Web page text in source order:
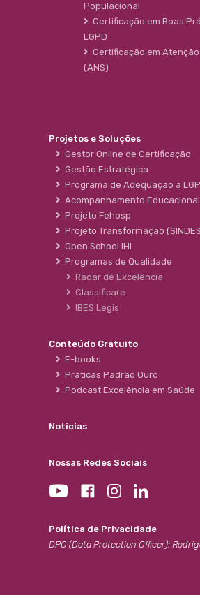
Populacional
Certificação em Boas
LGPD
Certificação em
(ANS)
Projetos e Soluções
Gestor Online de Certificação
Gestão Estratégica
Programa de Adequação à
Acompanhamento Educacional
Projeto Fehosp
Projeto Transformação
Open School IHI
Programas de Qualidade
Radar de Excelência
Classificare
IBES Legis
Conteúdo Gratuito
E-books
Práticas Padrão Ouro
Podcast Excelência em Saúde
Notícias
Nossas Redes Sociais
Política de Privacidade
DPO (Data Protection Officer):